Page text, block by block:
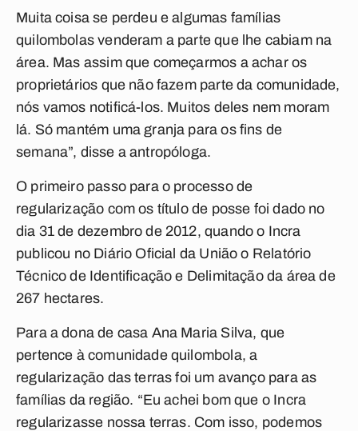
Muita coisa se perdeu e algumas famílias
quilombolas venderam a parte que lhe cabiam na
área. Mas assim que começarmos a achar os
proprietários que não fazem parte da comunidade,
nós vamos notificá-los. Muitos deles nem moram
lá. Só mantém uma granja para os fins de
semana”, disse a antropóloga.
O primeiro passo para o processo de
regularização com os título de posse foi dado no
dia 31 de dezembro de 2012, quando o Incra
publicou no Diário Oficial da União o Relatório
Técnico de Identificação e Delimitação da área de
267 hectares.
Para a dona de casa Ana Maria Silva, que
pertence à comunidade quilombola, a
regularização das terras foi um avanço para as
famílias da região. “Eu achei bom que o Incra
regularizasse nossa terras. Com isso, podemos